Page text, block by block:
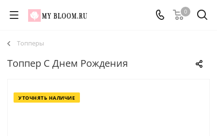
0
Топперы
Топпер С Днем Рождения
УТОЧНЯТЬ НАЛИЧИЕ